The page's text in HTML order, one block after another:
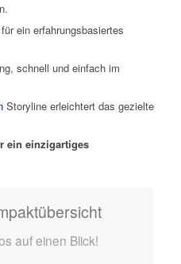
ein erfahrungsbasiertes
schnell und einfach im
Storyline erleichtert das gezielte
ein einzigartiges
auf einen Blick!